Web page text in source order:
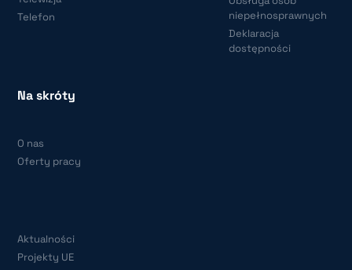
Telefon
niepełnosprawnych
Deklaracja
dostępności
Na skróty
O nas
Oferty pracy
Aktualności
Projekty UE